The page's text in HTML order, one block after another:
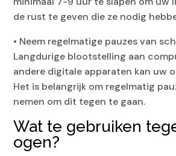
de rust te geven die ze nodig
• Neem regelmatige pauzes van
Langdurige blootstelling aan
andere digitale apparaten kan uw
Het is belangrijk om regelmatig
nemen om dit tegen te gaan.
Wat te gebruiken
ogen?